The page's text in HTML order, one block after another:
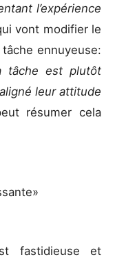
l’expérience
vont modifier le
ennuyeuse:
tâche est plutôt
leur attitude
résumer cela
fastidieuse et